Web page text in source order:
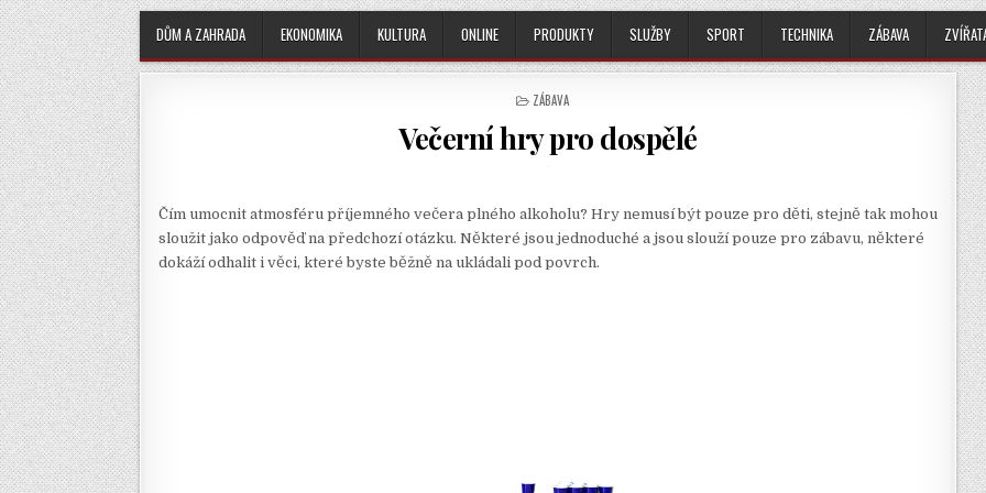
DŮM A ZAHRADA EKONOMIKA KULTURA ONLINE PRODUKTY SLUŽBY SPORT TECHNIKA ZÁBAVA
POSTED
ZÁBAVA
Večerní hry pro dospělé
Čím umocnit atmosféru příjemného večera plného alkoholu? Hry nemusí být pouze pro děti, stejně tak mohou
sloužit jako odpověď na předchozí otázku. Některé jsou jednoduché a jsou slouží pouze pro zábavu, některé
dokáží odhalit i věci, které byste běžně na ukládali pod povrch.